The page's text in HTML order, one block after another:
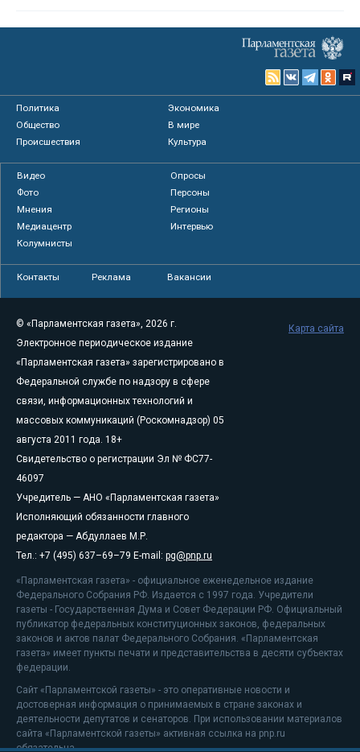
Политика
Экономика
Общество
В мире
Происшествия
Культура
Видео
Опросы
Фото
Персоны
Мнения
Регионы
Медиацентр
Интервью
Колумнисты
Контакты Реклама Вакансии
© «Парламентская газета», 2026 г.
Электронное периодическое издание
«Парламентская газета» зарегистрировано в
Федеральной службе по надзору в сфере
связи, информационных технологий и
массовых коммуникаций (Роскомнадзор) 05
августа 2011 года. 18+
Свидетельство о регистрации Эл № ФС77-
46097
Учредитель — АНО «Парламентская газета»
Исполняющий обязанности главного
редактора — Абдуллаев М.Р.
Тел.: +7 (495) 637–69–79 E-mail: pg@pnp.ru
«Парламентская газета» - официальное еженедельное издание
Федерального Собрания РФ. Издается с 1997 года. Учредители
газеты - Государственная Дума и Совет Федерации РФ. Официальный
публикатор федеральных конституционных законов, федеральных
законов и актов палат Федерального Собрания. «Парламентская
газета» имеет пункты печати и представительства в десяти субъектах
федерации.
Сайт «Парламентской газеты» - это оперативные новости и
достоверная информация о принимаемых в стране законах и
деятельности депутатов и сенаторов. При использовании материалов
сайта «Парламентской газеты» активная ссылка на pnp.ru
обязательна.
Карта сайта